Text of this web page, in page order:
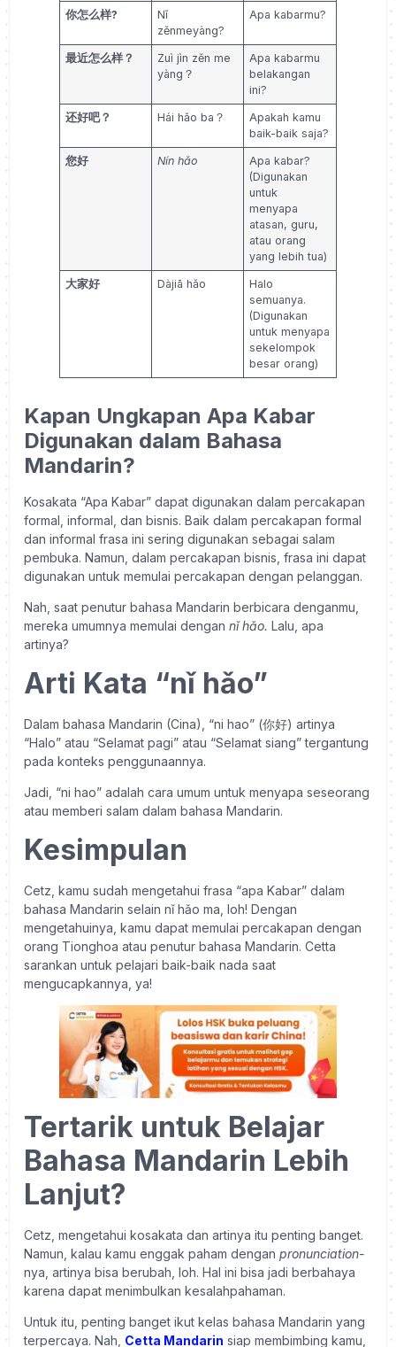
你怎么样?
Nǐ
zěnmeyàng?
Apa kabarmu?
最近怎么样？
Zuì jìn zěn me
yàng？
Apa kabarmu
belakangan
ini?
还好吧？ Hái hǎo ba？
Apakah kamu
baik-baik saja?
您好 Nín hǎo
Apa kabar?
(Digunakan
untuk
menyapa
atasan, guru,
atau orang
yang lebih tua)
大家好 Dàjiā hǎo
Halo
semuanya.
(Digunakan
untuk menyapa
sekelompok
besar orang)
Kapan Ungkapan Apa Kabar
Digunakan dalam Bahasa
Mandarin?
Kosakata “Apa Kabar” dapat digunakan dalam percakapan
formal, informal, dan bisnis. Baik dalam percakapan formal
dan informal frasa ini sering digunakan sebagai salam
pembuka. Namun, dalam percakapan bisnis, frasa ini dapat
digunakan untuk memulai percakapan dengan pelanggan.
Nah, saat penutur bahasa Mandarin berbicara denganmu,
mereka umumnya memulai dengan nǐ hǎo. Lalu, apa
artinya?
Arti Kata “nǐ hǎo”
Dalam bahasa Mandarin (Cina), “ni hao” (你好) artinya
“Halo” atau “Selamat pagi” atau “Selamat siang” tergantung
pada konteks penggunaannya.
Jadi, “ni hao” adalah cara umum untuk menyapa seseorang
atau memberi salam dalam bahasa Mandarin.
Kesimpulan
Cetz, kamu sudah mengetahui frasa “apa Kabar” dalam
bahasa Mandarin selain nǐ hǎo ma, loh! Dengan
mengetahuinya, kamu dapat memulai percakapan dengan
orang Tionghoa atau penutur bahasa Mandarin. Cetta
sarankan untuk pelajari baik-baik nada saat
mengucapkannya, ya!
Tertarik untuk Belajar
Bahasa Mandarin Lebih
Lanjut?
Cetz, mengetahui kosakata dan artinya itu penting banget.
Namun, kalau kamu enggak paham dengan pronunciation-
nya, artinya bisa berubah, loh. Hal ini bisa jadi berbahaya
karena dapat menimbulkan kesalahpahaman.
Untuk itu, penting banget ikut kelas bahasa Mandarin yang
terpercaya. Nah, Cetta Mandarin siap membimbing kamu,